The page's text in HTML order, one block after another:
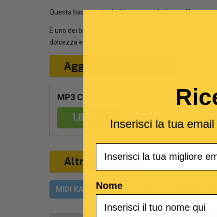
Questa base musicale è una cover del branoNon
È uno dei brani più rappresentativi della vena
dolcezza e intensità emotiva che ha reso celebre il
Aggiungi al Carrello
MP3 Con testo
1,89 €
Altri formati
MIDI KARAOKE
Inserisci la tua
Nome